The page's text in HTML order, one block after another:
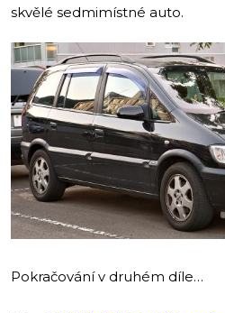
skvělé sedmimístné auto.
Pokračování v druhém díle…